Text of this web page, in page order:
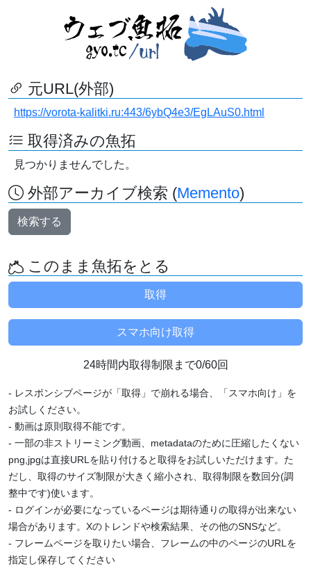
元URL(外部)
https://vorota-kalitki.ru:443/6ybQ4e3/EgLAuS0.html
取得済みの魚拓
見つかりませんでした。
外部アーカイブ検索 (Memento)
検索する
このまま魚拓をとる
24時間内取得制限まで0/60回
- レスポンシブページが「取得」で崩れる場合、「スマホ向け」を
お試しください。
- 動画は原則取得不能です。
- 一部の非ストリーミング動画、metadataのために圧縮したくない
png,jpgは直接URLを貼り付けると取得をお試しいただけます。た
だし、取得のサイズ制限が大きく縮小され、取得制限を数回分(調
整中です)使います。
- ログインが必要になっているページは期待通りの取得が出来ない
場合があります。Xのトレンドや検索結果、その他のSNSなど。
- フレームページを取りたい場合、フレームの中のページのURLを
指定し保存してください